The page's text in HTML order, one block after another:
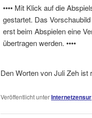
•••• Mit Klick auf die
gestartet. Das
erst beim Abspielen eine
übertragen werden. ••••
Den Worten von Juli Zeh ist
Veröffentlicht unterInternetzensur